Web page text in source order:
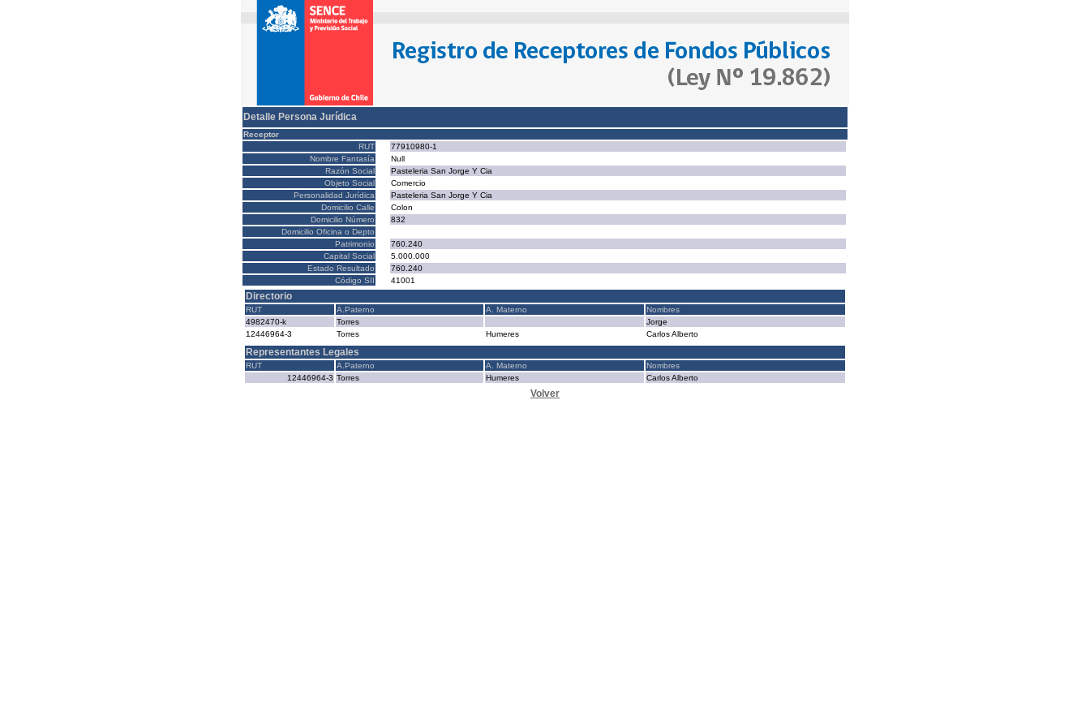
Detalle Persona Jurídica
Receptor
RUT
77910980-1
Nombre Fantasía
Null
Razón Social
Pasteleria San Jorge Y Cia
Objeto Social
Comercio
Personalidad Jurídica
Pasteleria San Jorge Y Cia
Domicilio Calle
Colon
Domicilio Número
832
Domicilio Oficina o Depto
Patrimonio
760.240
Capital Social
5.000.000
Estado Resultado
760.240
Código SII
41001
Directorio
RUT A.Paterno A. Materno
Nombres
4982470-k
Torres
Jorge
12446964-3
Torres Humeres Carlos Alberto
Representantes Legales
RUT A.Paterno A. Materno
Nombres
12446964-3 Torres Humeres Carlos Alberto
Volver